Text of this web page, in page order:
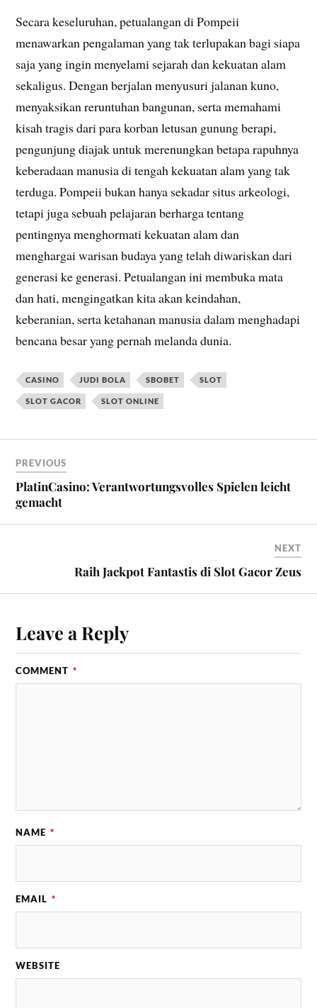
Secara keseluruhan, petualangan di Pompeii
menawarkan pengalaman yang tak terlupakan bagi siapa
saja yang ingin menyelami sejarah dan kekuatan alam
sekaligus. Dengan berjalan menyusuri jalanan kuno,
menyaksikan reruntuhan bangunan, serta memahami
kisah tragis dari para korban letusan gunung berapi,
pengunjung diajak untuk merenungkan betapa rapuhnya
keberadaan manusia di tengah kekuatan alam yang tak
terduga. Pompeii bukan hanya sekadar situs arkeologi,
tetapi juga sebuah pelajaran berharga tentang
pentingnya menghormati kekuatan alam dan
menghargai warisan budaya yang telah diwariskan dari
generasi ke generasi. Petualangan ini membuka mata
dan hati, mengingatkan kita akan keindahan,
keberanian, serta ketahanan manusia dalam menghadapi
bencana besar yang pernah melanda dunia.
CASINO JUDI BOLA SBOBET SLOT
SLOT GACOR SLOT ONLINE
PREVIOUS
PlatinCasino: Verantwortungsvolles Spielen leicht
gemacht
NEXT
Raih Jackpot Fantastis di Slot Gacor Zeus
Leave a Reply
COMMENT *
NAME *
EMAIL *
WEBSITE